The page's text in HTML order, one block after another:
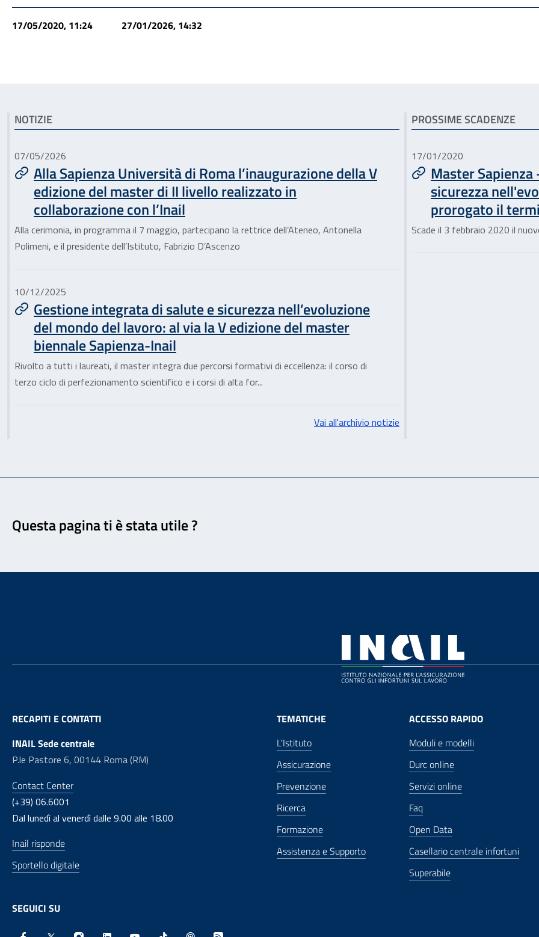
17/05/2020, 11:24 27/01/2026, 14:32
Articoli correlati
NOTIZIE
07/05/2026
Alla Sapienza Università di Roma l’inaugurazione della V
edizione del master di II livello realizzato in
collaborazione con l’Inail
Alla cerimonia, in programma il 7 maggio, partecipano la rettrice dell’Ateneo, Antonella
Polimeni, e il presidente dell’Istituto, Fabrizio D’Ascenzo
10/12/2025
Gestione integrata di salute e sicurezza nell’evoluzione
del mondo del lavoro: al via la V edizione del master
biennale Sapienza-Inail
Rivolto a tutti i laureati, il master integra due percorsi formativi di eccellenza: il corso di
terzo ciclo di perfezionamento scientifico e i corsi di alta for...
Vai all'archivio notizie
PROSSIME SCADENZE
17/01/2020
Master
sicurezza
prorogato il
Scade il 3 febbraio 2020 il
Questa pagina ti è stata utile ?
RECAPITI E CONTATTI
INAIL Sede centrale
P.le Pastore 6, 00144 Roma (RM)
Contact Center
(+39) 06.6001
Dal lunedì al venerdì dalle 9.00 alle 18.00
Inail risponde
Sportello digitale
SEGUICI SU
TEMATICHE
L'Istituto
Assicurazione
Prevenzione
Ricerca
Formazione
Assistenza e Supporto
ACCESSO RAPIDO
Moduli e modelli
Durc online
Servizi online
Faq
Open Data
Casellario centrale infortuni
Superabile